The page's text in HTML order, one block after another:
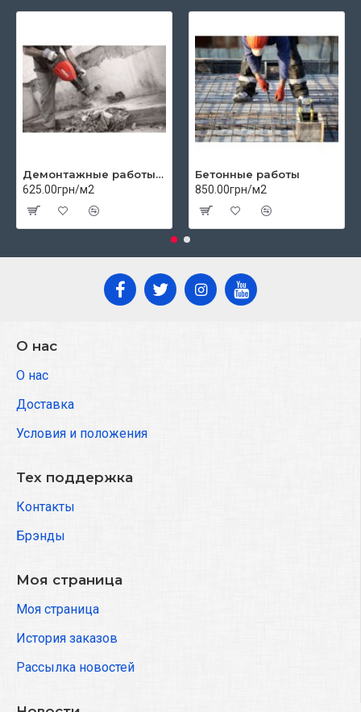
Демонтажные работы цены
625.00грн/м2
Бетонные работы
850.00грн/м2
О нас
О нас
Доставка
Условия и положения
Тех поддержка
Контакты
Брэнды
Моя страница
Моя страница
История заказов
Рассылка новостей